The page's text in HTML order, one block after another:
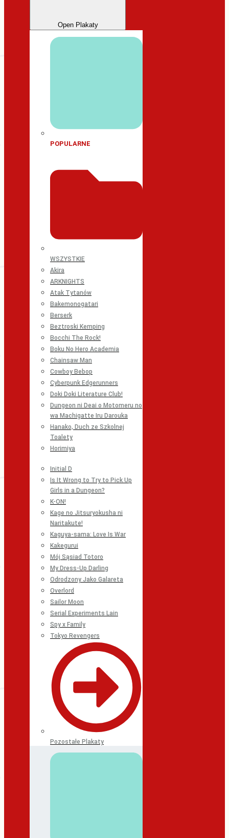
Open Plakaty
POPULARNE
WSZYSTKIE
Akira
ARKNIGHTS
Atak Tytanów
Bakemonogatari
Berserk
Beztroski Kemping
Bocchi The Rock!
Boku No Hero Academia
Chainsaw Man
Cowboy Bebop
Cyberpunk Edgerunners
Doki Doki Literature Club!
Dungeon ni Deai o Motomeru no
wa Machigatte Iru Darouka
Hanako, Duch ze Szkolnej
Toalety
Horimiya
Initial D
Is It Wrong to Try to Pick Up
Girls in a Dungeon?
K-ON!
Kage no Jitsuryokusha ni
Naritakute!
Kaguya-sama: Love Is War
Kakegurui
Mój Sąsiad Totoro
My Dress-Up Darling
Odrodzony Jako Galareta
Overlord
Sailor Moon
Serial Experiments Lain
Spy x Family
Tokyo Revengers
Pozostałe Plakaty